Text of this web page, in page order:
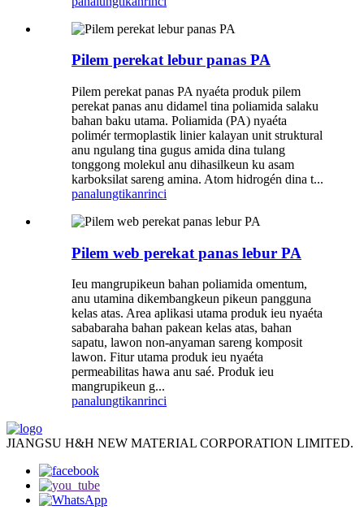
Pilem perekat lebur panas PA
Pilem perekat panas PA nyaéta produk pilem
perekat panas anu didamel tina poliamida salaku
bahan baku utama. Poliamida (PA) nyaéta
polimér termoplastik linier kalayan unit struktural
anu ngulang tina gugus amida dina tulang
tonggong molekul anu dihasilkeun ku asam
karboksilat sareng amina. Atom hidrogén dina t...
panalungtikanrinci
Pilem web perekat panas lebur PA
Ieu mangrupikeun bahan poliamida omentum,
anu utamina dikembangkeun pikeun pangguna
kelas atas. Area aplikasi utama produk ieu nyaéta
sababaraha bahan pakean kelas atas, bahan
sapatu, lawon non-anyaman sareng komposit
lawon. Fitur utama produk ieu nyaéta
permeabilitas hawa anu saé. Produk ieu
mangrupikeun g...
panalungtikanrinci
JIANGSU H&H NEW MATERIAL CORPORATION LIMITED.